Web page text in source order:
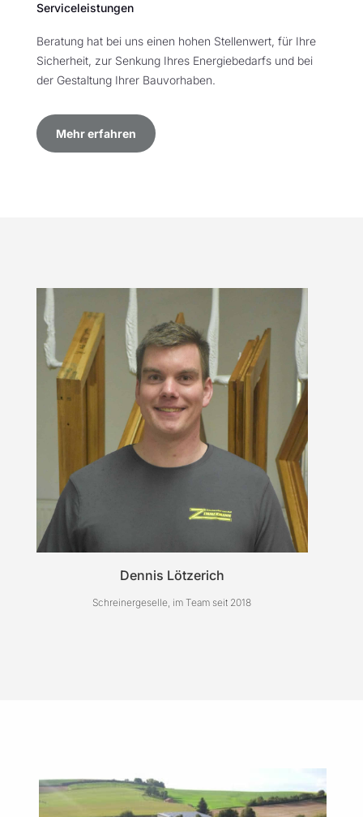
Serviceleistungen
Beratung hat bei uns einen hohen Stellenwert, für Ihre
Sicherheit, zur Senkung Ihres Energiebedarfs und bei
der Gestaltung Ihrer Bauvorhaben.
Mehr erfahren
Dennis Lötzerich
Schreinergeselle, im Team seit 2018